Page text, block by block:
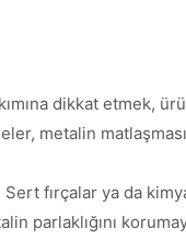
dikkat etmek,
metalin
fırçalar ya da
parlaklığını